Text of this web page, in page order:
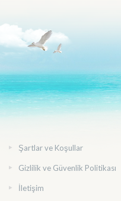
Şartlar ve Koşullar
Gizlilik ve Güvenlik Politikası
İletişim